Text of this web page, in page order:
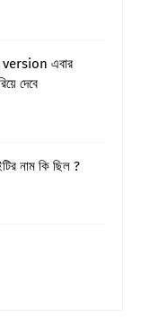
এবার
দেবে
নাম কি ছিল ?